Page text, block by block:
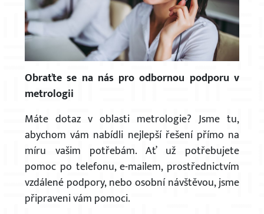
Obraťte se na nás pro odbornou podporu v
metrologii
Máte dotaz v oblasti metrologie? Jsme tu,
abychom vám nabídli nejlepší řešení přímo na
míru vašim potřebám. Ať už potřebujete
pomoc po telefonu, e-mailem, prostřednictvím
vzdálené podpory, nebo osobní návštěvou, jsme
připraveni vám pomoci.